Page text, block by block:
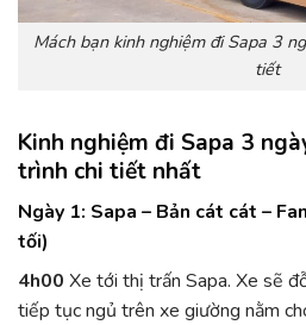
Mách bạn kinh nghiệm đi Sapa 3
tiết
Kinh nghiệm đi Sapa 3
trình chi tiết nhất
Ngày 1: Sapa – Bản cát cát –
tối)
4h00 Xe tới thị trấn Sapa. Xe sẽ
tiếp tục ngủ trên xe giường nằm